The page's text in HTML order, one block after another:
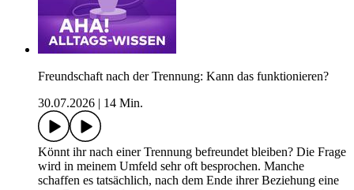
Freundschaft nach der Trennung: Kann das funktionieren?
30.07.2026
14 Min.
Könnt ihr nach einer Trennung befreundet bleiben? Die Frage
wird in meinem Umfeld sehr oft besprochen. Manche
schaffen es tatsächlich, nach dem Ende ihrer Beziehung eine